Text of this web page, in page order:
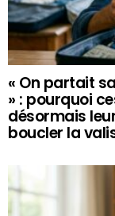
« On partait
» : pourquoi
désormais
boucler la